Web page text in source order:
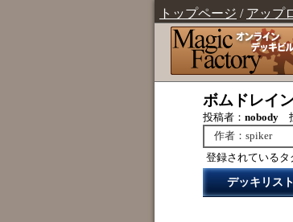
トップページ / アップ
ボムドレイン
投稿者： nobody
作者：spiker
登録されているタ
デッキリスト